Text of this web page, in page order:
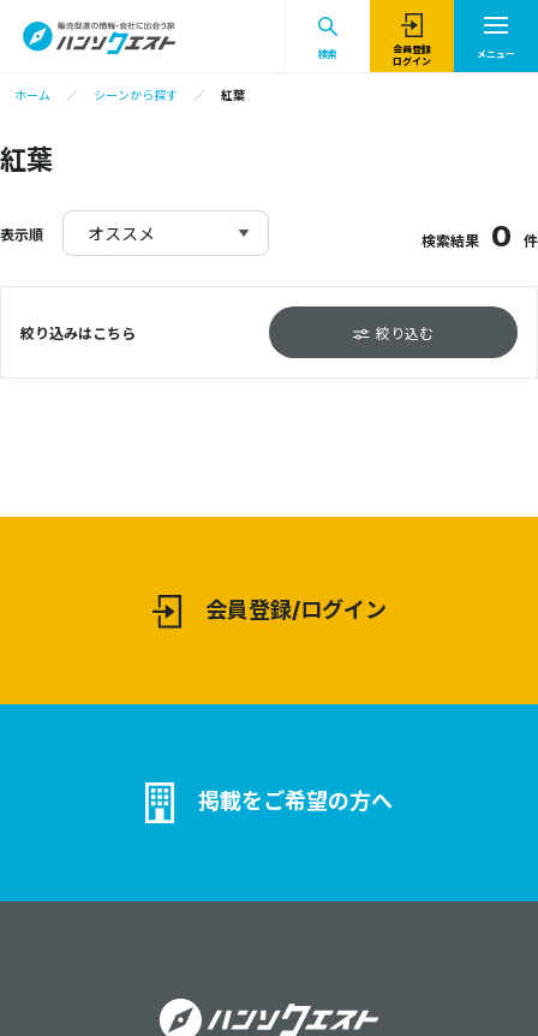
検索
会員登録
ログイン
メニュー
ホーム シーンから探す 紅葉
紅葉
表示順 オススメ 検索結果 0 件
絞り込みはこちら 絞り込む
会員登録/ログイン
掲載をご希望の方へ